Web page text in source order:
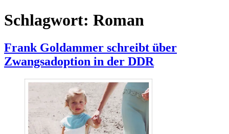
Schlagwort: Roman
Frank Goldammer schreibt über
Zwangsadoption in der DDR